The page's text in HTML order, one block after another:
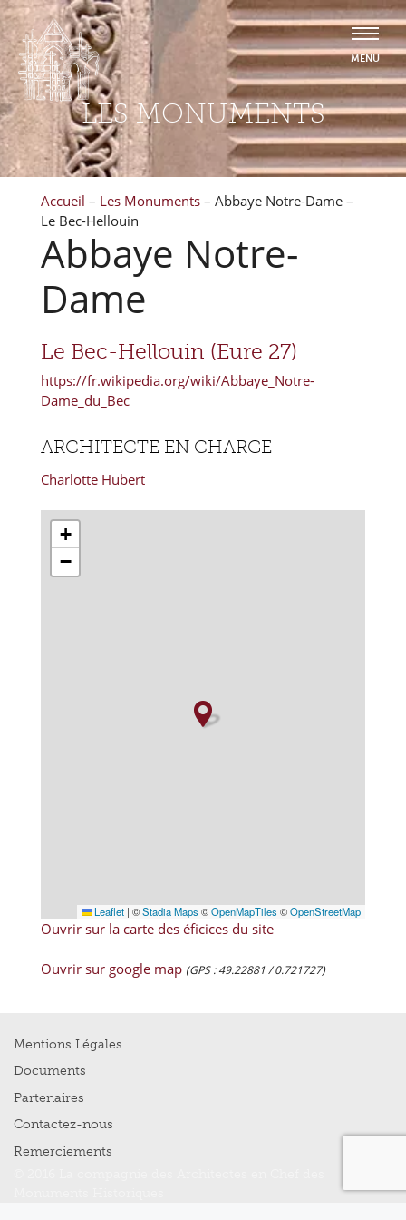
LES MONUMENTS
Accueil – Les Monuments – Abbaye Notre-Dame –
Le Bec-Hellouin
Abbaye Notre-
Dame
Le Bec-Hellouin (Eure 27)
https://fr.wikipedia.org/wiki/Abbaye_Notre-
Dame_du_Bec
ARCHITECTE EN CHARGE
Charlotte Hubert
+
−
Leaflet | ©Stadia Maps ©OpenMapTiles ©OpenStreetMap
Ouvrir sur la carte des éficices du site
Ouvrir sur google map (GPS : 49.22881 / 0.721727)
Mentions Légales
Documents
Partenaires
Contactez-nous
Remerciements